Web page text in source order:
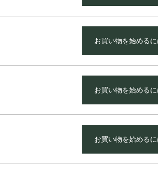
お買い物を始める
お買い物を始める
お買い物を始める